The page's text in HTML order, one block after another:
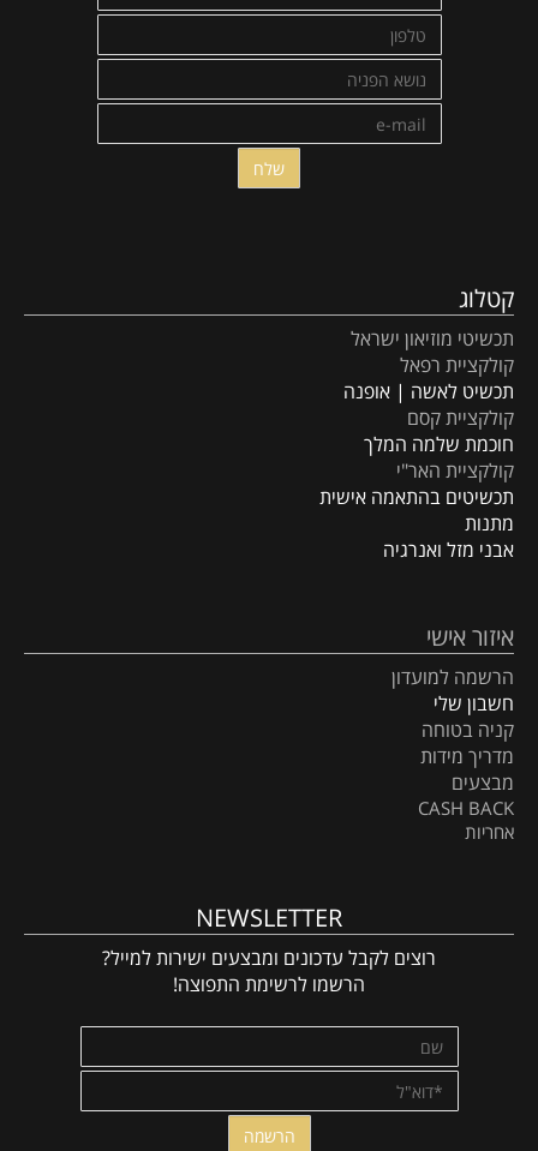
קטלוג
תכשיטי מוזיאון ישראל
קולקציית רפאל
תכשיט לאשה | אופנה
קולקציית קסם
חוכמת שלמה המלך
קולקציית האר"י
תכשיטים בהתאמה אישית
מתנות
איזור אישי
הרשמה למועדון
חשבון שלי
קניה בטוחה
מדריך מידות
מבצעים
CASH BACK
NEWSLETTER
רוצים לקבל עדכונים ומבצעים ישירות למייל?